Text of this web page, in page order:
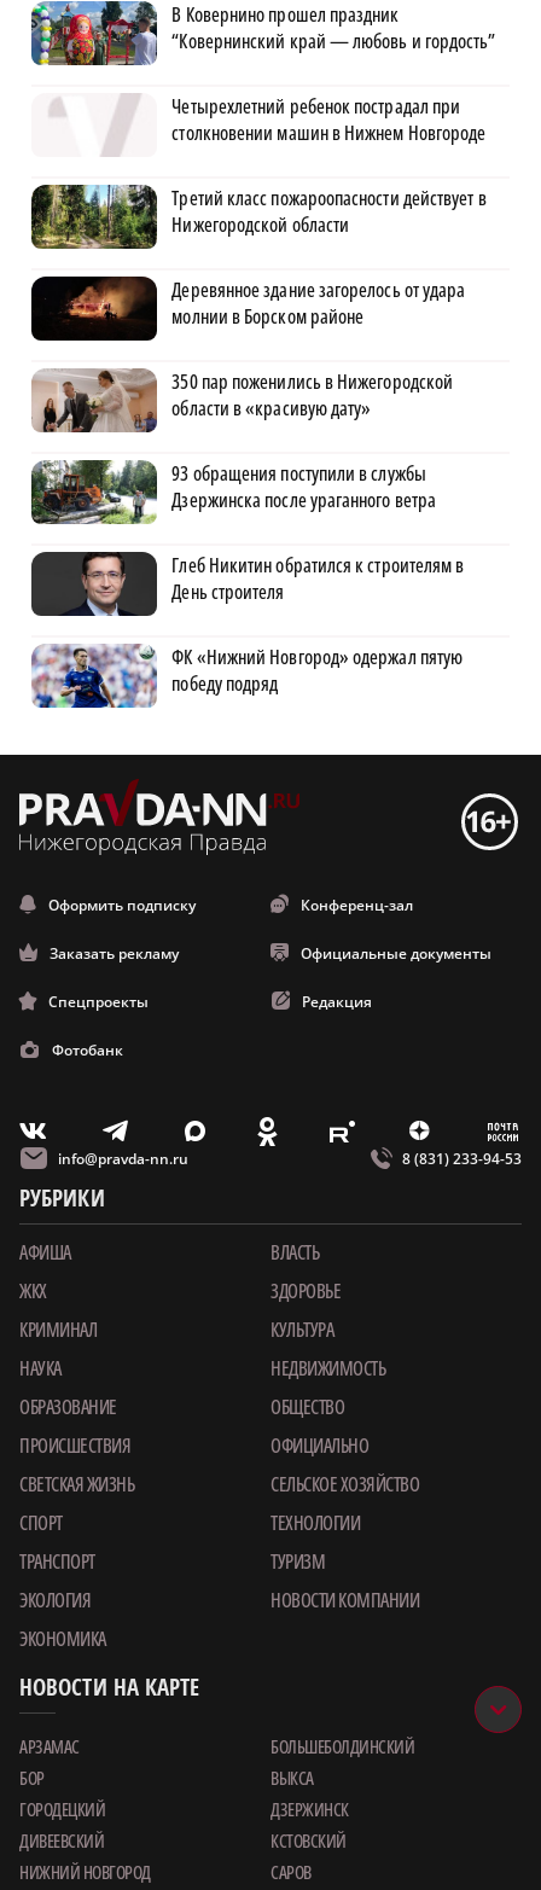
В Ковернино прошел праздник
“Ковернинский край — любовь и гордость”
Четырехлетний ребенок пострадал при
столкновении машин в Нижнем Новгороде
Третий класс пожароопасности действует в
Нижегородской области
Деревянное здание загорелось от удара
молнии в Борском районе
350 пар поженились в Нижегородской
области в «красивую дату»
93 обращения поступили в службы
Дзержинска после ураганного ветра
Глеб Никитин обратился к строителям в
День строителя
ФК «Нижний Новгород» одержал пятую
победу подряд
Оформить подписку Конференц-зал
Заказать рекламу Официальные документы
Спецпроекты Редакция
Фотобанк
V T X O E Z m
info@pravda-nn.ru 8 (831) 233-94-53
РУБРИКИ
АФИША
ВЛАСТЬ
ЖКХ
ЗДОРОВЬЕ
КРИМИНАЛ
КУЛЬТУРА
НАУКА
НЕДВИЖИМОСТЬ
ОБРАЗОВАНИЕ
ОБЩЕСТВО
ПРОИСШЕСТВИЯ
ОФИЦИАЛЬНО
СВЕТСКАЯ ЖИЗНЬ
СЕЛЬСКОЕ ХОЗЯЙСТВО
СПОРТ
ТЕХНОЛОГИИ
ТРАНСПОРТ
ТУРИЗМ
ЭКОЛОГИЯ
НОВОСТИ КОМПАНИИ
ЭКОНОМИКА
НОВОСТИ НА КАРТЕ
АРЗАМАС
БОЛЬШЕБОЛДИНСКИЙ
БОР
ВЫКСА
ГОРОДЕЦКИЙ
ДЗЕРЖИНСК
ДИВЕЕВСКИЙ
КСТОВСКИЙ
НИЖНИЙ НОВГОРОД
САРОВ